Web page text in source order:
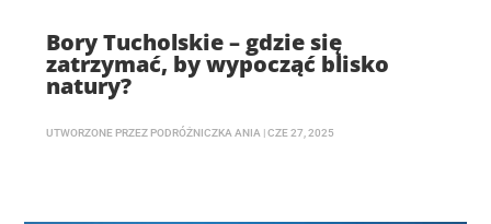
Bory Tucholskie – gdzie się
zatrzymać, by wypocząć blisko
natury?
UTWORZONE PRZEZ PODRÓŻNICZKA ANIA |CZE 27, 2025